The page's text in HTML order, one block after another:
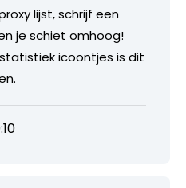
lijst, schrijf een
je schiet omhoog!
icoontjes is dit